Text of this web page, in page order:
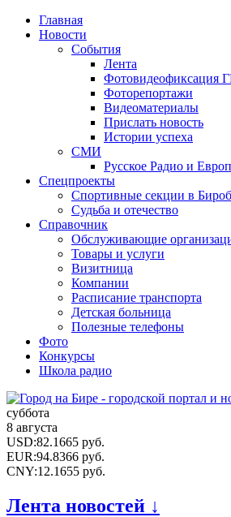
Главная
Новости
События
Лента
Фотовидеофиксация
Фоторепортажи
Видеоматериалы
Прислать новость
Истории успеха
СМИ
Русское Радио и
Спецпроекты
Спортивные секции в
Судьба и отечество
Справочник
Обслуживающие
Товары и услуги
Визитница
Компании
Расписание транспорта
Детская больница
Полезные телефоны
Фото
Конкурсы
Школа радио
суббота
8 августа
USD:82.1665 руб.
EUR:94.8366 руб.
CNY:12.1655 руб.
Лента новостей ↓